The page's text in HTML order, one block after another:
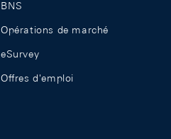
BNS
Opérations de marché
eSurvey
Offres d'emploi